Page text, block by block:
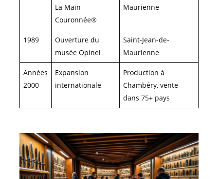
La Main
Couronnée®
Maurienne
1989
Ouverture du
musée Opinel
Saint-Jean-de-
Maurienne
Années
2000
Expansion
internationale
Production à
Chambéry, vente
dans 75+ pays